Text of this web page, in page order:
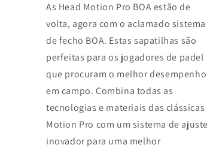
As Head Motion Pro BOA estão de
volta, agora com o aclamado sistema
de fecho BOA. Estas sapatilhas são
perfeitas para os jogadores de padel
que procuram o melhor desempenho
em campo. Combina todas as
tecnologias e materiais das clássicas
Motion Pro com um sistema de ajuste
inovador para uma melhor